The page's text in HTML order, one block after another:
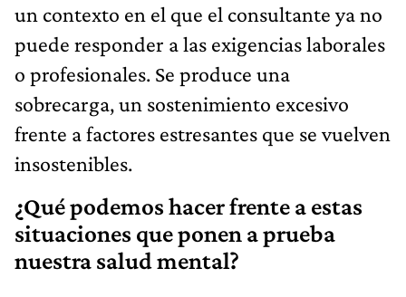
un contexto en el que el consultante ya no
puede responder a las exigencias laborales
o profesionales. Se produce una
sobrecarga, un sostenimiento excesivo
frente a factores estresantes que se vuelven
insostenibles.
¿Qué podemos hacer frente a estas
situaciones que ponen a prueba
nuestra salud mental?